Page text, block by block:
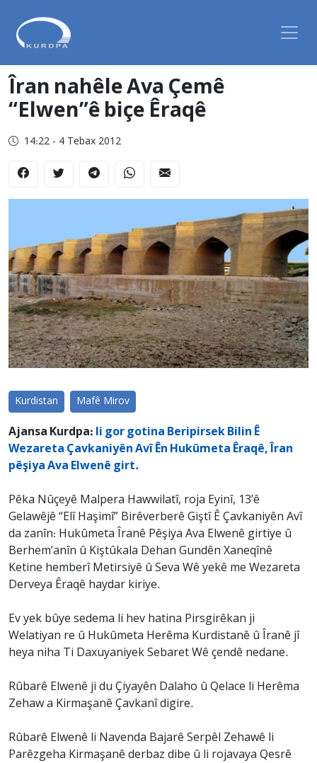
Îran nahêle Ava Çemê
“Elwen”ê biçe Êraqê
14:22 - 4 Tebax 2012
Kurdistan Mafê Mirov
Ajansa Kurdpa: li gor gotina Beripirsek Bilin Ê
Wezareta Çavkaniyên Avî Ên Hukûmeta Êraqê, Îran
pêşiya Ava Elwenê girt.
Pêka Nûçeyê Malpera Hawwilatî, roja Eyinî, 13’ê
Gelawêjê “Elî Haşimî” Birêverberê Giştî Ê Çavkaniyên Avî
da zanîn: Hukûmeta Îranê Pêşiya Ava Elwenê girtiye û
Berhem’anîn û Kiştûkala Dehan Gundên Xaneqînê
Ketine hemberî Metirsiyê û Seva Wê yekê me Wezareta
Derveya Êraqê haydar kiriye.
Ev yek bûye sedema li hev hatina Pirsgirêkan ji
Welatiyan re û Hukûmeta Herêma Kurdistanê û Îranê jî
heya niha Ti Daxuyaniyek Sebaret Wê çendê nedane.
Rûbarê Elwenê ji du Çiyayên Dalaho û Qelace li Herêma
Zehaw a Kirmaşanê Çavkanî digire.
Rûbarê Elwenê li Navenda Bajarê Serpêl Zehawê li
Parêzgeha Kirmaşanê derbaz dibe û li rojavaya Qesrê